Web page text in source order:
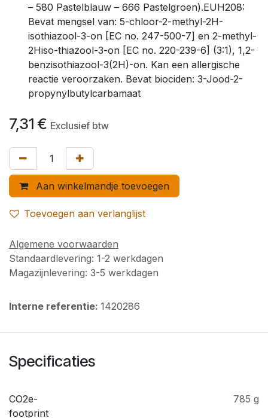
– 580 Pastelblauw – 666 Pastelgroen).EUH208:
Bevat mengsel van: 5-chloor-2-methyl-2H-
isothiazool-3-on [EC no. 247-500-7] en 2-methyl-
2Hiso-thiazool-3-on [EC no. 220-239-6] (3:1), 1,2-
benzisothiazool-3(2H)-on. Kan een allergische
reactie veroorzaken. Bevat biociden: 3-Jood-2-
propynylbutylcarbamaat
7,31 € Exclusief btw
Aan winkelmandje toevoegen
Toevoegen aan verlanglijst
Algemene voorwaarden
Standaardlevering: 1-2 werkdagen
Magazijnlevering: 3-5 werkdagen
Interne referentie: 1420286
Specificaties
CO2e-
footprint
785 g